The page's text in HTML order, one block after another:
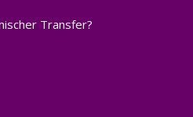
Transfer?